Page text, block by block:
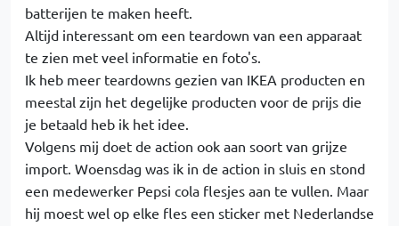
batterijen te maken heeft.
Altijd interessant om een teardown van een apparaat
te zien met veel informatie en foto's.
Ik heb meer teardowns gezien van IKEA producten en
meestal zijn het degelijke producten voor de prijs die
je betaald heb ik het idee.
Volgens mij doet de action ook aan soort van grijze
import. Woensdag was ik in de action in sluis en stond
een medewerker Pepsi cola flesjes aan te vullen. Maar
hij moest wel op elke fles een sticker met Nederlandse